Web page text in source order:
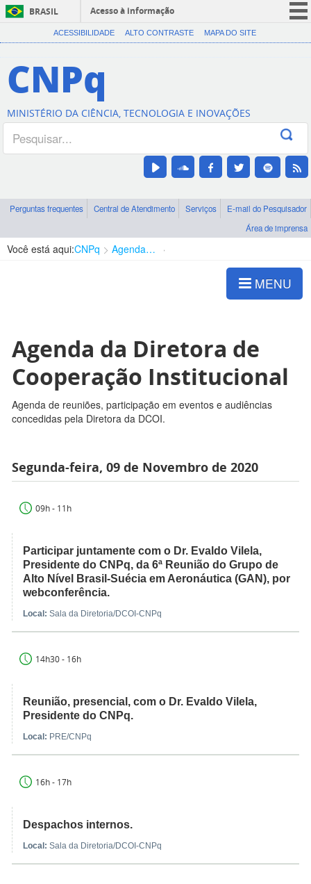
BRASIL
Acesso à informação
CORONAVÍRUS (COVID-19)
Canais
ACESSIBILIDADE ALTO CONTRASTE MAPA DO SITE
CNPq
MINISTÉRIO DA CIÊNCIA, TECNOLOGIA E INOVAÇÕES
Perguntas frequentes Central de Atendimento Serviços
E-mail do Pesquisador
Área de imprensa
Você está aqui:CNPq Agenda de autoridades
MENU
Agenda da Diretora de
Cooperação Institucional
Agenda de reuniões, participação em eventos e audiências
concedidas pela Diretora da DCOI.
Segunda-feira, 09 de Novembro de 2020
09h - 11h
Participar juntamente com o Dr. Evaldo Vilela,
Presidente do CNPq, da 6ª Reunião do Grupo de
Alto Nível Brasil-Suécia em Aeronáutica (GAN), por
webconferência.
Local: Sala da Diretoria/DCOI-CNPq
14h30 - 16h
Reunião, presencial, com o Dr. Evaldo Vilela,
Presidente do CNPq.
Local: PRE/CNPq
16h - 17h
Despachos internos.
Local: Sala da Diretoria/DCOI-CNPq